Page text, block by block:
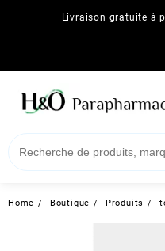
Livraison gratuite à
Home Boutique Produits